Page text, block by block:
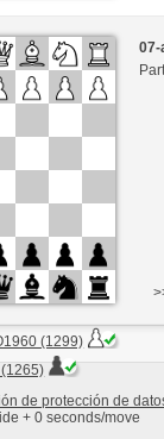
(-21)
(+21)
(1299)
+ 0 seconds/move
de protección de